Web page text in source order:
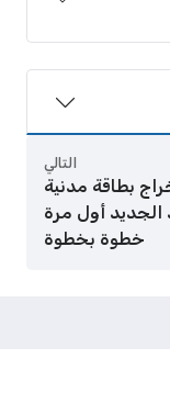
التالي
بطاقة مدنية
الجديد أول مرة
خطوة بخطوة